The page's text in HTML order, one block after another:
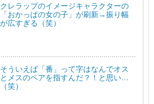
クレラップのイメージキャラクターの
「おかっぱの女の子」が刷新→振り幅
が広すぎる（笑）
そういえば「番」って字はなんでオス
とメスのペアを指すんだ？！と思い…
（笑）